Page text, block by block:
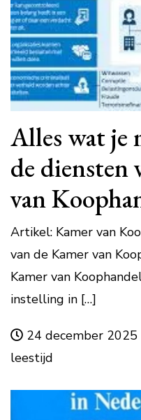
Alles wat je
de diensten
van
Artikel: Kamer van
van de Kamer van
Kamer van
instelling in […]
24 december 2025
leestijd